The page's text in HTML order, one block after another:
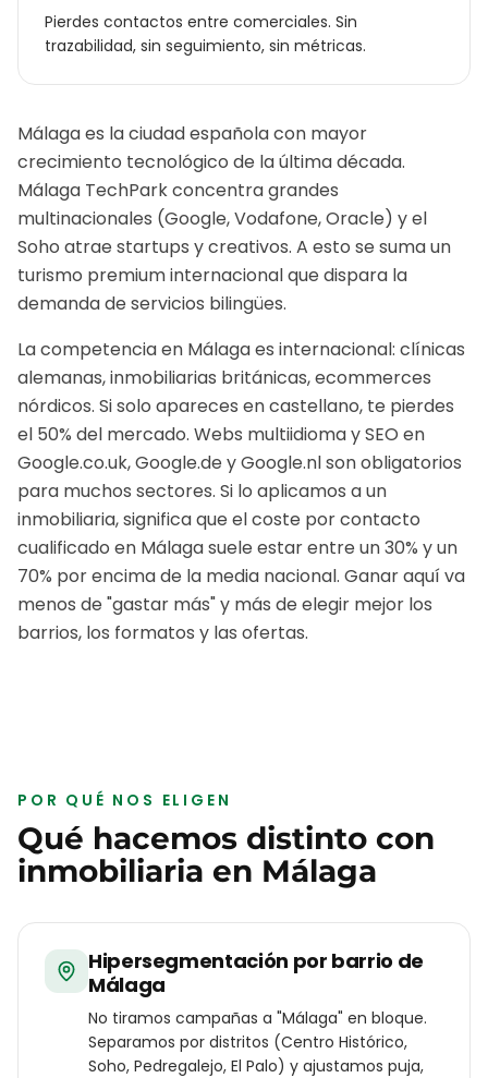
Pierdes contactos entre comerciales. Sin
trazabilidad, sin seguimiento, sin métricas.
Málaga es la ciudad española con mayor
crecimiento tecnológico de la última década.
Málaga TechPark concentra grandes
multinacionales (Google, Vodafone, Oracle) y el
Soho atrae startups y creativos. A esto se suma un
turismo premium internacional que dispara la
demanda de servicios bilingües.
La competencia en Málaga es internacional: clínicas
alemanas, inmobiliarias británicas, ecommerces
nórdicos. Si solo apareces en castellano, te pierdes
el 50% del mercado. Webs multiidioma y SEO en
Google.co.uk, Google.de y Google.nl son obligatorios
para muchos sectores. Si lo aplicamos a un
inmobiliaria, significa que el coste por contacto
cualificado en Málagasuele estar entre un 30% y un
70% por encima de la media nacional. Ganar aquí va
menos de "gastar más" y más de elegir mejor los
barrios, los formatos y las ofertas.
POR QUÉ NOS ELIGEN
Qué hacemos distinto con
inmobiliaria en Málaga
Hipersegmentación por barrio de
Málaga
No tiramos campañas a "Málaga" en bloque.
Separamos por distritos (Centro Histórico,
Soho, Pedregalejo, El Palo) y ajustamos puja,